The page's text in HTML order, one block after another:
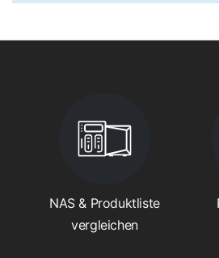
NAS & Produktliste
vergleichen